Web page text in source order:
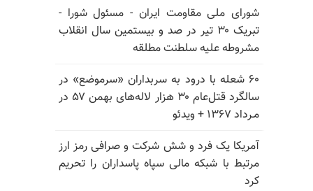
شورای ملی مقاومت ایران - مسئول شورا -
تبریک ۳۰ تیر در صد و بیستمین سال انقلاب
مشروطه علیه سلطنت مطلقه
۶۰ شعله با درود به سربداران «سرموضع» در
سالگرد قتل‌عام ۳۰ هزار لاله‌های بهمن ۵۷ در
مـرداد ۱۳۶۷ + ویدئو
آمریکا یک فرد و شش شرکت و صرافی رمز ارز
مرتبط با شبکه مالی سپاه پاسداران را تحریم
کرد